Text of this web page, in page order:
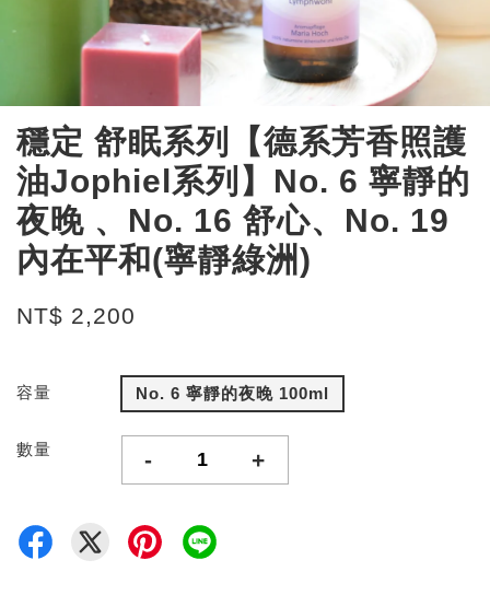
穩定 舒眠系列【德系芳香照護
油Jophiel系列】No. 6 寧靜的
夜晚 、No. 16 舒心、No. 19
內在平和(寧靜綠洲)
NT$ 2,200
容量 No. 6 寧靜的夜晚 100ml
數量 - +